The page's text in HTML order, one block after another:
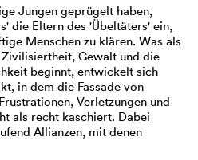
Jungen geprügelt haben,
die Eltern des 'Übeltäters' ein,
Menschen zu klären. Was als
Gewalt und die
beginnt, entwickelt sich
in dem die Fassade von
Verletzungen und
als recht kaschiert. Dabei
Allianzen, mit denen